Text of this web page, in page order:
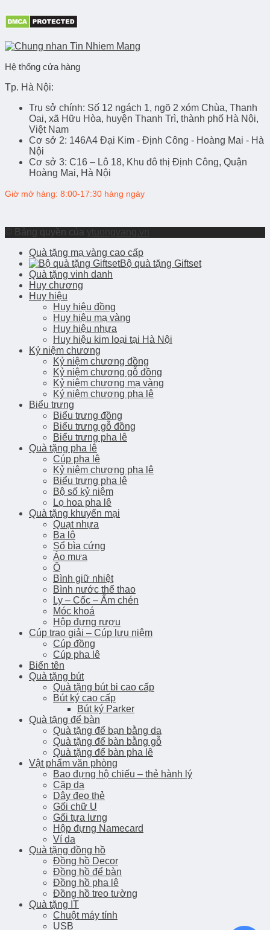
Hệ thống cửa hàng
Tp. Hà Nội:
Trụ sở chính: Số 12 ngách 1, ngõ 2 xóm Chùa, Thanh
Oai, xã Hữu Hòa, huyện Thanh Trì, thành phố Hà Nội,
Việt Nam
Cơ sở 2: 146A4 Đại Kim - Định Công - Hoàng Mai - Hà
Nội
Cơ sở 3: C16 – Lô 18, Khu đô thị Định Công, Quận
Hoàng Mai, Hà Nội
Giờ mở hàng: 8:00-17:30 hàng ngày
© Bảng quyền của
ytuongvang.vn
Quà tặng mạ vàng cao cấp
Bộ quà tặng Giftset
Quà tặng vinh danh
Huy chương
Huy hiệu
Huy hiệu đồng
Huy hiệu mạ vàng
Huy hiệu nhựa
Huy hiệu kim loại tại Hà Nội
Kỷ niệm chương
Kỷ niệm chương đồng
Kỷ niệm chương gỗ đồng
Kỷ niệm chương mạ vàng
Ký niệm chương pha lê
Biểu trưng
Biểu trưng đồng
Biểu trưng gỗ đồng
Biểu trưng pha lê
Quà tặng pha lê
Cúp pha lê
Kỷ niệm chương pha lê
Biểu trưng pha lê
Bộ số kỷ niệm
Lọ hoa pha lê
Quà tặng khuyến mại
Quạt nhựa
Ba lô
Sổ bìa cứng
Áo mưa
Ô
Bình giữ nhiệt
Bình nước thể thao
Ly – Cốc – Ấm chén
Móc khoá
Hộp đựng rượu
Cúp trao giải – Cúp lưu niệm
Cúp đồng
Cúp pha lê
Biển tên
Quà tặng bút
Quà tặng bút bi cao cấp
Bút ký cao cấp
Bút ký Parker
Quà tặng để bàn
Quà tặng để bạn bằng da
Quà tặng để bàn bằng gỗ
Quà tặng để bàn pha lê
Vật phẩm văn phòng
Bao đựng hộ chiếu – thẻ hành lý
Cặp da
Dây đeo thẻ
Gối chữ U
Gối tựa lưng
Hộp đựng Namecard
Ví da
Quà tặng đồng hồ
Đồng hồ Decor
Đồng hồ để bàn
Đồng hồ pha lê
Đồng hồ treo tường
Quà tặng IT
Chuột máy tính
USB